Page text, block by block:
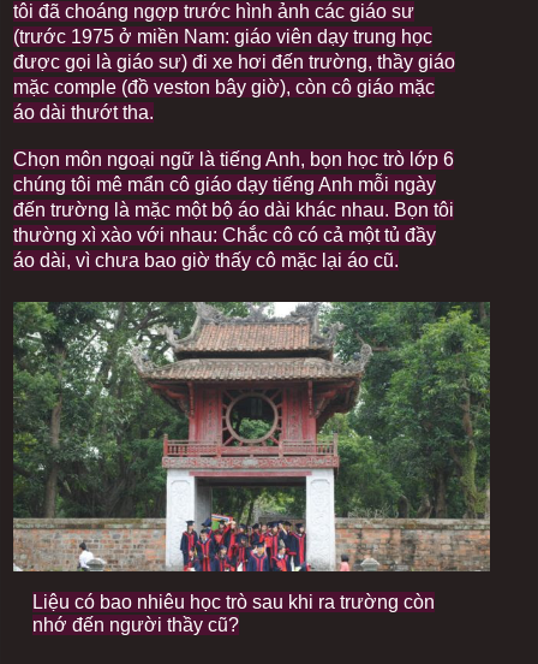
tôi đã choáng ngợp trước hình ảnh các giáo sư
(trước 1975 ở miền Nam: giáo viên dạy trung học
được gọi là giáo sư) đi xe hơi đến trường, thầy giáo
mặc comple (đồ veston bây giờ), còn cô giáo mặc
áo dài thướt tha.
Chọn môn ngoại ngữ là tiếng Anh, bọn học trò lớp 6
chúng tôi mê mẩn cô giáo dạy tiếng Anh mỗi ngày
đến trường là mặc một bộ áo dài khác nhau. Bọn tôi
thường xì xào với nhau: Chắc cô có cả một tủ đầy
áo dài, vì chưa bao giờ thấy cô mặc lại áo cũ.
I
m
a
Liệu có bao nhiêu học trò sau khi ra trường còn
nhớ đến người thầy cũ?